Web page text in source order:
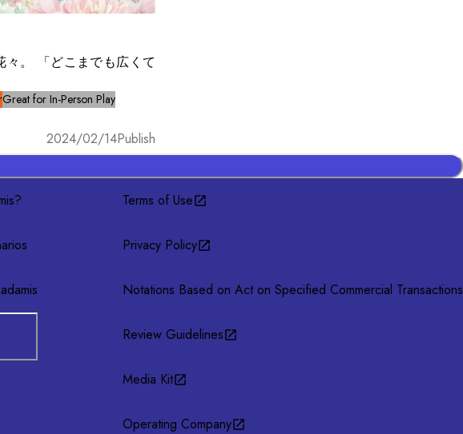
。 「どこまでも広くて
Great for In-Person Play
2024/02/14Publish
Terms of Use
Privacy Policy
Notations Based on Act on Specified Commercial Transactions
Review Guidelines
Media Kit
Operating Company